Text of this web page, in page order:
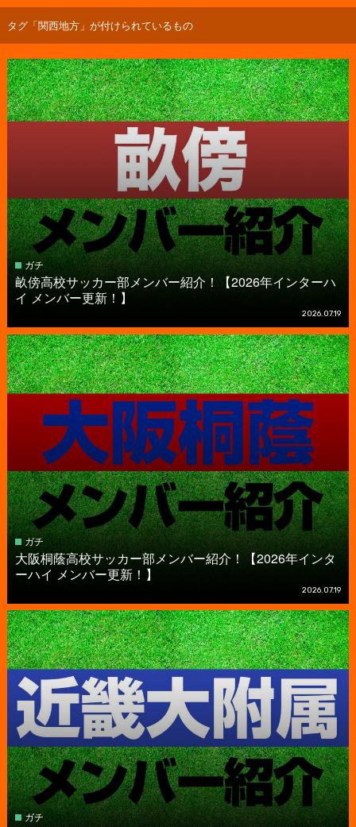
タグ「関西地方」が付けられているもの
ガチ
畝傍高校サッカー部メンバー紹介！【2026年インターハ
イ メンバー更新！】
2026.07.19
ガチ
大阪桐蔭高校サッカー部メンバー紹介！【2026年インタ
ーハイ メンバー更新！】
2026.07.19
ガチ